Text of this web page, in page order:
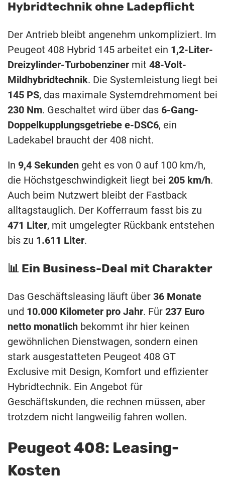
Hybridtechnik ohne Ladepflicht
Der Antrieb bleibt angenehm unkompliziert. Im
Peugeot 408 Hybrid 145 arbeitet ein 1,2-Liter-
Dreizylinder-Turbobenziner mit 48-Volt-
Mildhybridtechnik. Die Systemleistung liegt bei
145 PS, das maximale Systemdrehmoment bei
230 Nm. Geschaltet wird über das 6-Gang-
Doppelkupplungsgetriebe e-DSC6, ein
Ladekabel braucht der 408 nicht.
In 9,4 Sekunden geht es von 0 auf 100 km/h,
die Höchstgeschwindigkeit liegt bei 205 km/h.
Auch beim Nutzwert bleibt der Fastback
alltagstauglich. Der Kofferraum fasst bis zu
471 Liter, mit umgelegter Rückbank entstehen
bis zu 1.611 Liter.
📊 Ein Business-Deal mit Charakter
Das Geschäftsleasing läuft über 36 Monate
und 10.000 Kilometer pro Jahr. Für 237 Euro
netto monatlich bekommt ihr hier keinen
gewöhnlichen Dienstwagen, sondern einen
stark ausgestatteten Peugeot 408 GT
Exclusive mit Design, Komfort und effizienter
Hybridtechnik. Ein Angebot für
Geschäftskunden, die rechnen müssen, aber
trotzdem nicht langweilig fahren wollen.
Peugeot 408: Leasing-
Kosten